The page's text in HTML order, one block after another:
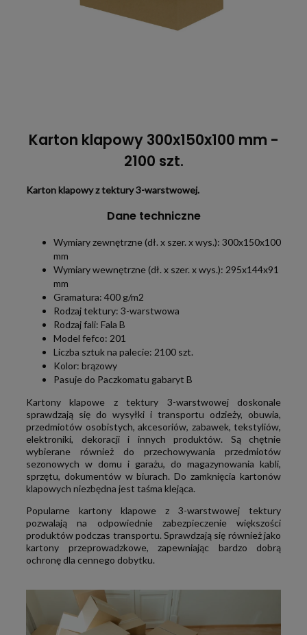
Karton klapowy 300x150x100 mm -
2100 szt.
Karton klapowy z tektury 3-warstwowej.
Dane techniczne
Wymiary zewnętrzne (dł. x szer. x wys.): 300x150x100
mm
Wymiary wewnętrzne (dł. x szer. x wys.): 295x144x91
mm
Gramatura: 400 g/m2
Rodzaj tektury: 3-warstwowa
Rodzaj fali: Fala B
Model fefco: 201
Liczba sztuk na palecie: 2100 szt.
Kolor: brązowy
Pasuje do Paczkomatu gabaryt B
Kartony klapowe z tektury 3-warstwowej doskonale
sprawdzają się do wysyłki i transportu odzieży, obuwia,
przedmiotów osobistych, akcesoriów, zabawek, tekstyliów,
elektroniki, dekoracji i innych produktów. Są chętnie
wybierane również do przechowywania przedmiotów
sezonowych w domu i garażu, do magazynowania kabli,
sprzętu, dokumentów w biurach. Do zamknięcia kartonów
klapowych niezbędna jest taśma klejąca.
Popularne kartony klapowe z 3-warstwowej tektury
pozwalają na odpowiednie zabezpieczenie większości
produktów podczas transportu. Sprawdzają się również jako
kartony przeprowadzkowe, zapewniając bardzo dobrą
ochronę dla cennego dobytku.